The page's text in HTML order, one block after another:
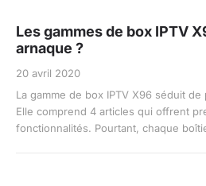
Les gammes de box IPTV
arnaque ?
20 avril 2020
La gamme de box IPTV X96 séduit
Elle comprend 4 articles qui offrent
fonctionnalités. Pourtant, chaque